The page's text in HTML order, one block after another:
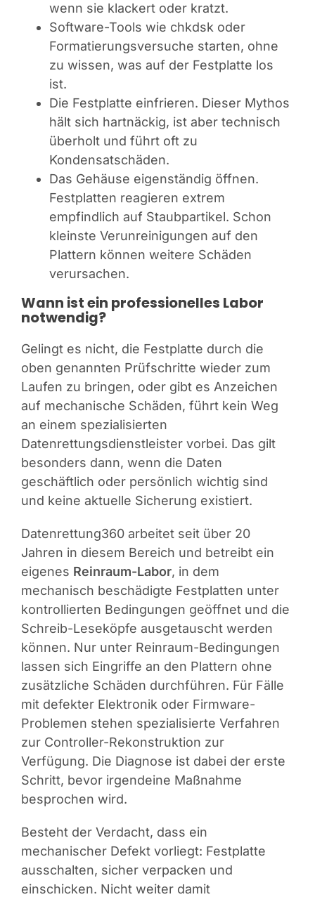
wenn sie klackert oder kratzt.
Software-Tools wie chkdsk oder
Formatierungsversuche starten, ohne
zu wissen, was auf der Festplatte los
ist.
Die Festplatte einfrieren. Dieser Mythos
hält sich hartnäckig, ist aber technisch
überholt und führt oft zu
Kondensatschäden.
Das Gehäuse eigenständig öffnen.
Festplatten reagieren extrem
empfindlich auf Staubpartikel. Schon
kleinste Verunreinigungen auf den
Plattern können weitere Schäden
verursachen.
Wann ist ein professionelles Labor
notwendig?
Gelingt es nicht, die Festplatte durch die
oben genannten Prüfschritte wieder zum
Laufen zu bringen, oder gibt es Anzeichen
auf mechanische Schäden, führt kein Weg
an einem spezialisierten
Datenrettungsdienstleister vorbei. Das gilt
besonders dann, wenn die Daten
geschäftlich oder persönlich wichtig sind
und keine aktuelle Sicherung existiert.
Datenrettung360 arbeitet seit über 20
Jahren in diesem Bereich und betreibt ein
eigenes Reinraum-Labor, in dem
mechanisch beschädigte Festplatten unter
kontrollierten Bedingungen geöffnet und die
Schreib-Leseköpfe ausgetauscht werden
können. Nur unter Reinraum-Bedingungen
lassen sich Eingriffe an den Plattern ohne
zusätzliche Schäden durchführen. Für Fälle
mit defekter Elektronik oder Firmware-
Problemen stehen spezialisierte Verfahren
zur Controller-Rekonstruktion zur
Verfügung. Die Diagnose ist dabei der erste
Schritt, bevor irgendeine Maßnahme
besprochen wird.
Besteht der Verdacht, dass ein
mechanischer Defekt vorliegt: Festplatte
ausschalten, sicher verpacken und
einschicken. Nicht weiter damit